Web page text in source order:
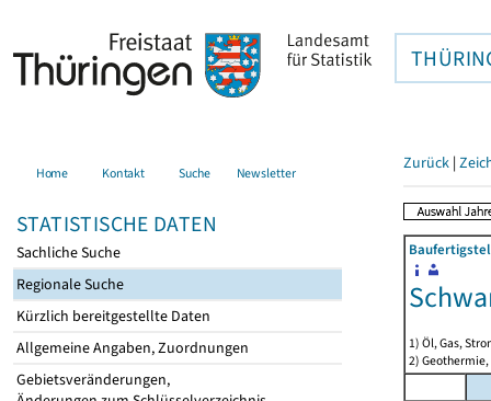
Home Kontakt Suche Newsletter
STATISTISCHE DATEN
Sachliche Suche
Regionale Suche
Kürzlich bereitgestellte Daten
Allgemeine Angaben, Zuordnungen
Gebietsveränderungen,
Zurück |
1) Öl, Gas,
2)